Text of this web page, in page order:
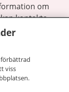
om
kontakta.
dina
för
förbättrad
viss